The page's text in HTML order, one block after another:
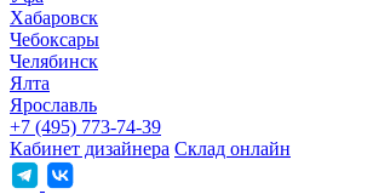
Хабаровск
Чебоксары
Челябинск
Ялта
Ярославль
+7 (495) 773-74-39
Кабинет дизайнера Склад онлайн